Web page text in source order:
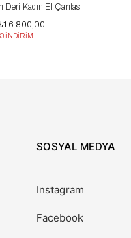
Deri Kadın El Çantası
İNDİRİM
SOSYAL MEDYA
Instagram
Facebook